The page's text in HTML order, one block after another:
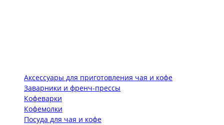
Аксессуары для приготовления чая и кофе
Заварники и френч-прессы
Кофеварки
Кофемолки
Посуда для чая и кофе